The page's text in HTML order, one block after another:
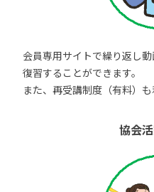
会員専用サイトで繰り返し
復習することができます。
また、再受講制度（有料）も
協会